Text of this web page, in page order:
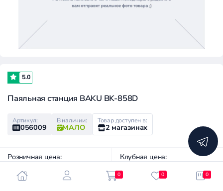
5.0
Паяльная станция BAKU BK-858D
Артикул:
056009
В наличии:
МАЛО
Товар доступен в:
2 магазинах
Розничная цена:
3 090 ₽
Клубная цена:
2 200 ₽
0 0 0